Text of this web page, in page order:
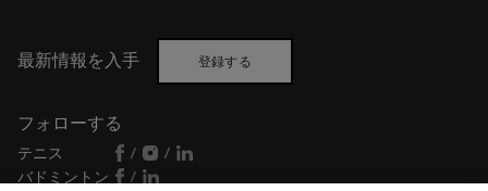
最新情報を入手 登録する
フォローする
テニス /
/
バドミントン
/